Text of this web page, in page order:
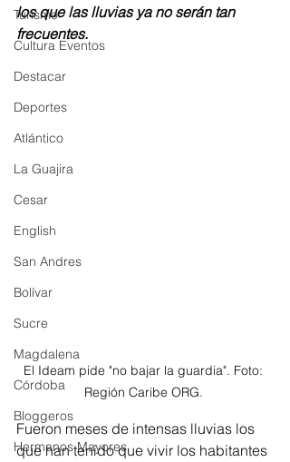
Turismo
Cultura Eventos
Destacar
Deportes
Atlántico
La Guajira
Cesar
English
San Andres
Bolívar
Sucre
Magdalena
Córdoba
Bloggeros
Hermanos Mayores
los que las lluvias ya no serán tan
frecuentes.
El Ideam pide "no bajar la guardia". Foto:
Región Caribe ORG.
Fueron meses de intensas lluvias los
que han tenido que vivir los habitantes